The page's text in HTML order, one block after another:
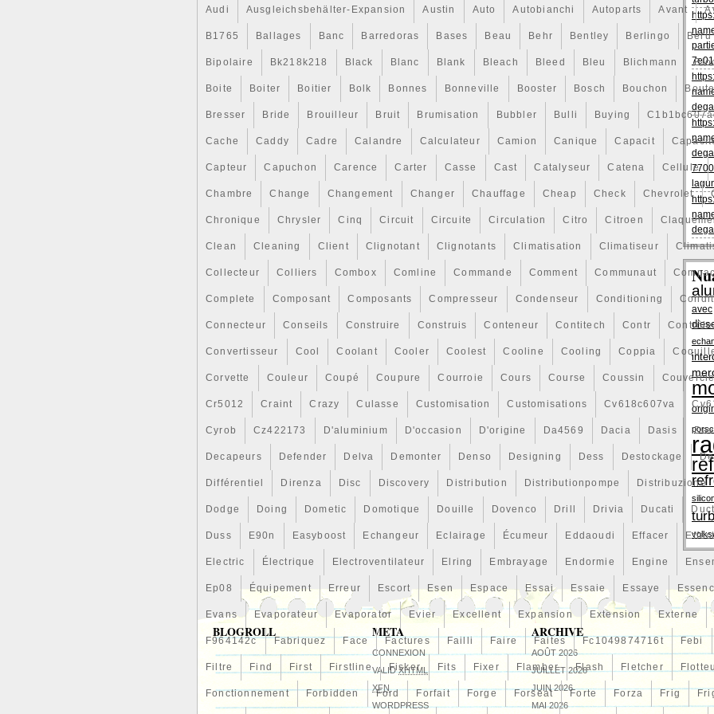
Audi Ausgleichsbehälter-Expansion Austin Auto Autobianchi Autoparts Avant
B1765 Ballages Banc Barredoras Bases Beau Behr Bentley Berlingo Beru
Bipolaire Bk218k218 Black Blanc Blank Bleach Bleed Bleu Blichmann
Boite Boiter Boitier Bolk Bonnes Bonneville Booster Bosch Bouchon
Bresser Bride Brouilleur Bruit Brumisation Bubbler Bulli Buying
Cache Caddy Cadre Calandre Calculateur Camion Canique Capacit
Capteur Capuchon Carence Carter Casse Cast Catalyseur Catena Cellule
Chambre Change Changement Changer Chauffage Cheap Check Chevrolet
Chronique Chrysler Cinq Circuit Circuite Circulation Citro Citroen
Clean Cleaning Client Clignotant Clignotants Climatisation Climatiseur
Collecteur Colliers Combox Comline Commande Comment Communaut
Complete Composant Composants Compresseur Condenseur Conditioning
Connecteur Conseils Construire Construis Conteneur Contitech Contr
Convertisseur Cool Coolant Cooler Coolest Cooline Cooling Coppia
Corvette Couleur Coupé Coupure Courroie Cours Course Coussin
Cr5012 Craint Crazy Culasse Customisation Customisations Cv618c607va
Cyrob Cz422173 D'aluminium D'occasion D'origine Da4569 Dacia Dasis
Decapeurs Defender Delva Demonter Denso Designing Dess Destockage
Différentiel Direnza Disc Discovery Distribution Distributionpompe Distribuzione
Dodge Doing Dometic Domotique Douille Dovenco Drill Drivia Ducati
Duss E90n Easyboost Echangeur Eclairage Écumeur Eddaoudi Effacer
Electric Électrique Electroventilateur Elring Embrayage Endormie Engine
Ep08 Équipement Erreur Escort Esen Espace Essai Essaie Essaye
Evans Evaporateur Evaporator Evier Excellent Expansion Extension Externe
F964142c Fabriquez Face Factures Failli Faire Faites Fc1049874716t Febi
Filtre Find First Firstline Fisker Fits Fixer Flamber Flash Fletcher
Fonctionnement Forbidden Ford Forfait Forge Forseat Forte Forza Frig
voitures / frais de rupture ou de tout autre dommage. RANGE ROVER SPORT/LAND
ROVER MARCHEPIEDS.. VW TRANSPORTER T5 2.5 TDi transmission complète.. 4 x
MAZDA RX8 IGNITION COIL PACKS + NGK S… LAND ROVER DISCOVERY 3
PROPSHAFT-PROP-PR.. NOUVELLE MARQUE MARCHEPIEDS MARCHEPIED OEM
S.. L’item « CHRYSLER VOYAGER 3.0 3.3 89 92 AUTOMATIQUE RADIATEUR
NEUF » est en vente depuis le vendredi 8 septembre 2017. Il est dans la catégorie
« Véhicules\ pièces, accessoires\Auto\ pièces
détachées\Refroidissement\Radiateurs ». Le vendeur est « carspares-direct » et est
localisé à/en Ilford. Cet article peut être livré partout dans le monde.
Usage Prévu: Pièce De Rechange
Modèle: voyager
Marque: NA
Numéro de pièce fabricant: 243CSD14779
Type: Refroidissement, AC & Heating
Fabricant: Chrysler
avec
BLOGROLL META
CONNEXION
VALIDXHTML
XFN
WORDPRESS
ARCHIVE
AOÛT 2026
JUILLET 2026
JUIN 2026
MAI 2026